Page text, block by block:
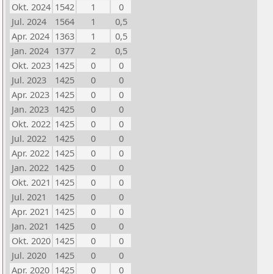
Okt. 2024 1542 1
0
Jul. 2024
1564 1
0,5
Apr. 2024 1363 1
0,5
Jan. 2024 1377 2
0,5
Okt. 2023 1425 0
0
Jul. 2023
1425 0
0
Apr. 2023 1425 0
0
Jan. 2023 1425 0
0
Okt. 2022 1425 0
0
Jul. 2022
1425 0
0
Apr. 2022 1425 0
0
Jan. 2022 1425 0
0
Okt. 2021 1425 0
0
Jul. 2021
1425 0
0
Apr. 2021 1425 0
0
Jan. 2021
1425 0
0
Okt. 2020 1425 0
0
Jul. 2020
1425 0
0
Apr. 2020 1425 0
0